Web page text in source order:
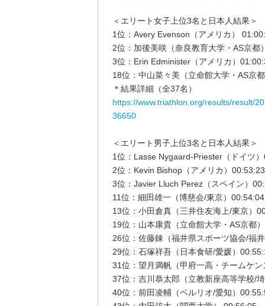
＜エリート女子上位3名と日本人結果＞
1位：Avery Evenson（アメリカ）
2位：加後美咲（奈良教育大学・AS京都
3位：Erin Edminister（アメリカ）
18位：中山菜々美（立命館大学・AS京
＊結果詳細（全37名）
https://www.triathlon.org/results/result/
36650
＜エリート男子上位3名と日本人結果＞
1位：Lasse Nygaard-Priester（ドイツ
2位：Kevin Bishop（アメリカ）00:53:23
3位：Javier Lluch Perez（スペイン）
11位：細田雄一（博慈会/東京）00:54:04
13位：小田倉真（三井住友海上/東京）
19位：山本康貴（立命館大学・AS京都
26位：佐藤錬（福井県スポーツ協会/福
29位：石塚祥吾（日本食研/愛媛）
31位：望月満帆（甲府一高・チームケ
37位：吉川恭太郎（立教新座高等学校/
40位：前田凌輔（ベルリオ/愛知）